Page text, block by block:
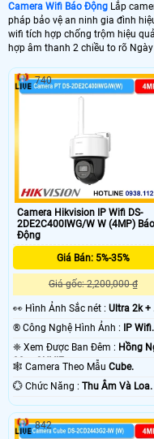
Camera Wifi Báo Động Lắp
pháp bảo vệ an ninh gia đình
wifi tích hợp chống trộm hiệu
hợp âm thanh 2 chiều to rõ Ngày
Camera Hikvision IP Wifi DS-
2DE2C400IWG/W W (4MP) Báo
Động
Giá Bán: 5%-35%
Giá gốc: 2,200,000 ₫
️👀 Hình Ảnh Sắc nét : Ultra 2k +
®️ Công Nghệ Hình Ảnh : IP Wifi.
❈ Xem Được Ban Đêm : Hồng
30m ONVIF.
🕸️ Camera Theo Mẫu Cube.
️💮 Chức Năng : Thu Âm Và Loa.
740
842